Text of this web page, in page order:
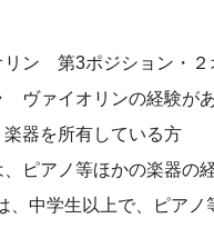
リン 第3ポジション・２
ヴァイオリンの経験が
器を所有している方
ピアノ等ほかの楽器の
、中学生以上で、ピアノ